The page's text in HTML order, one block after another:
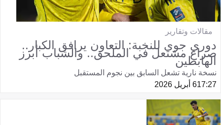
مقالات وتقارير
دوري جوي للنخبة: التعاون يرافق الكبار..
صراع مشتعل في الملحق.. والشباب أبرز
الهابطين
نسخة نارية تشعل السابق بين نجوم المستقبل
17:276 أبريل 2026